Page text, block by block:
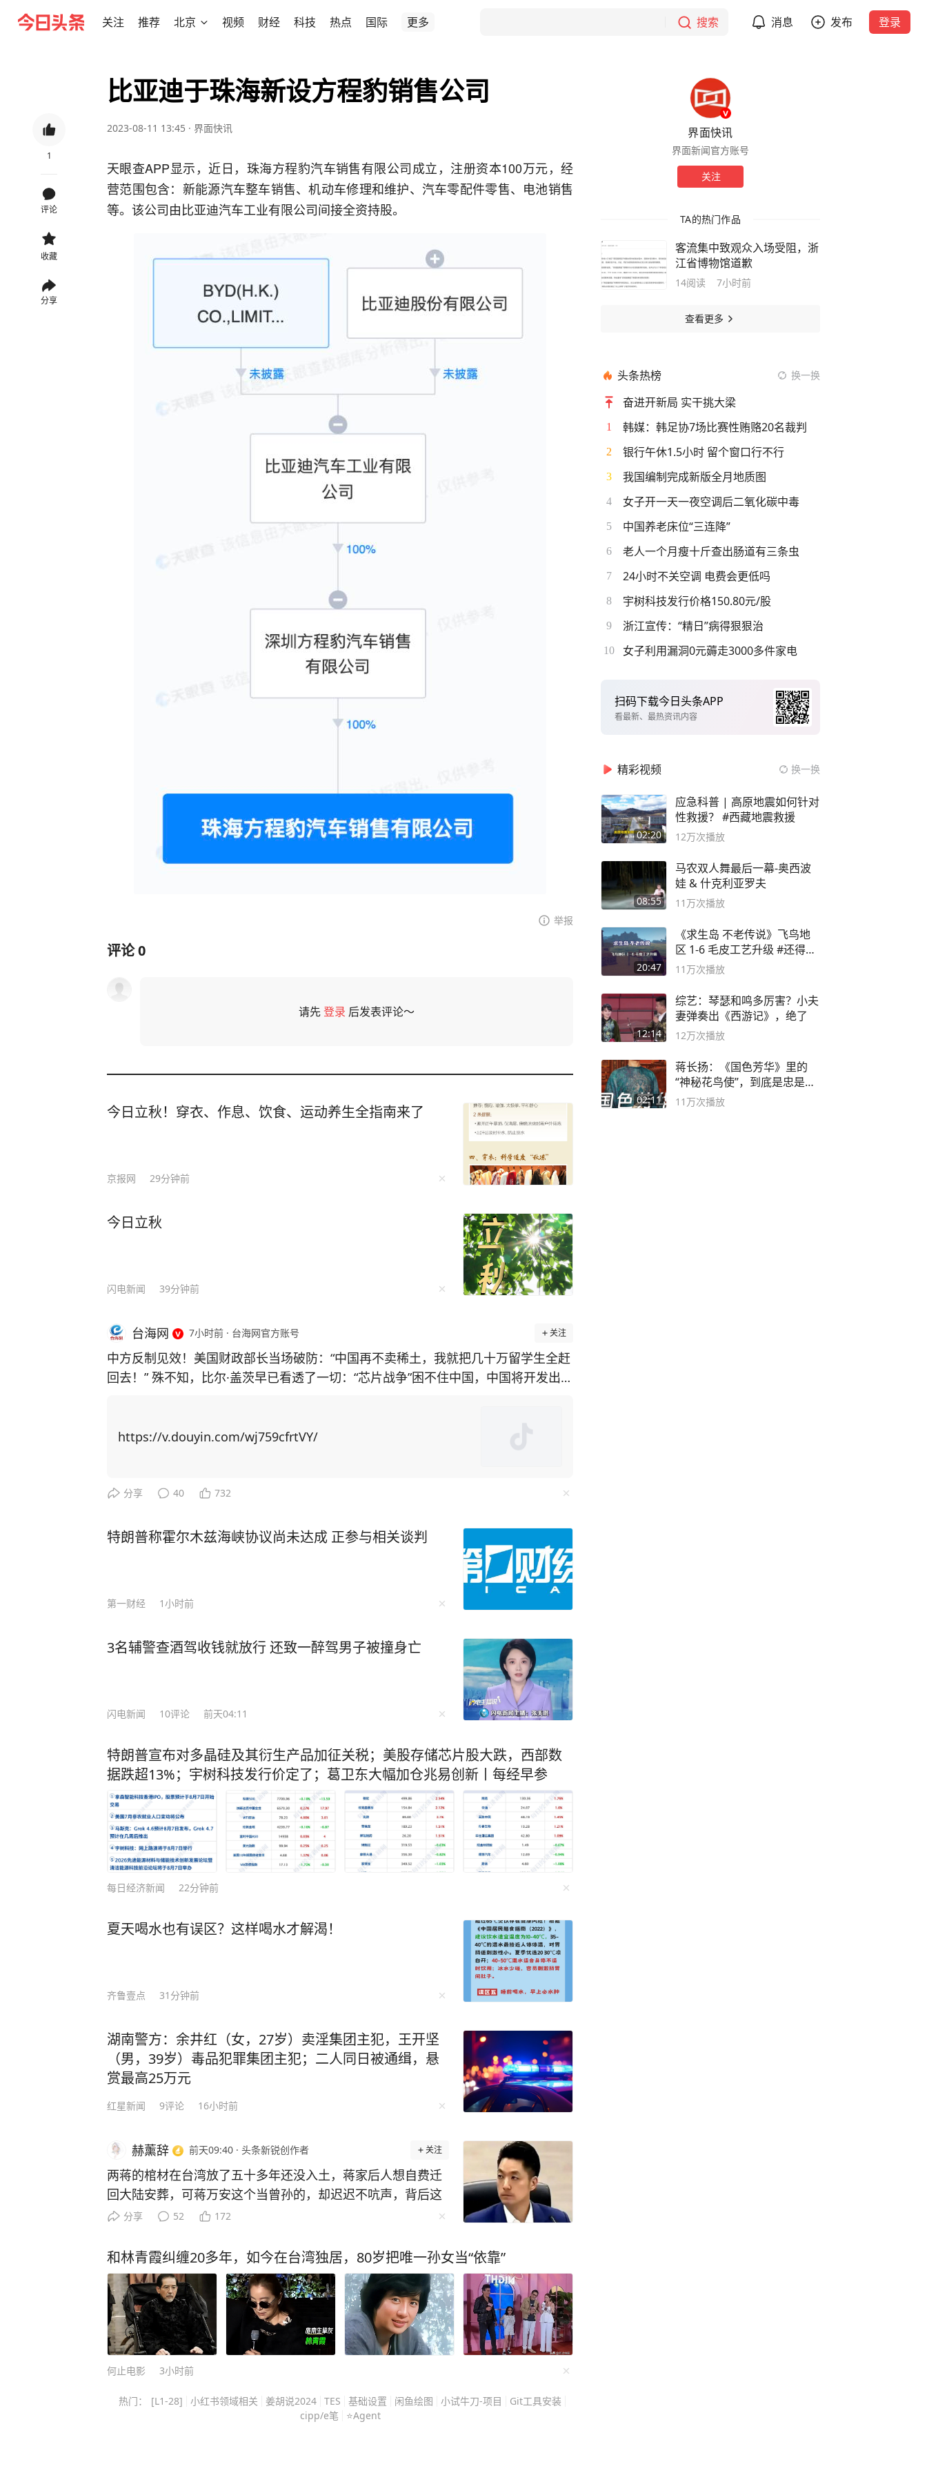
关注 推荐 北京 视频 财经 科技 热点 国际 更多 搜索 消息 发布 登录
1
评论
收藏
分享
比亚迪于珠海新设方程豹销售公司
2023-08-11 13:45 · 界面快讯
天眼查APP显示，近日，珠海方程豹汽车销售有限公司成立，注册资本100万元，经
营范围包含：新能源汽车整车销售、机动车修理和维护、汽车零配件零售、电池销售
等。该公司由比亚迪汽车工业有限公司间接全资持股。
举报
评论0
请先登录 后发表评论～
今日立秋！穿衣、作息、饮食、运动养生全指南来了
京报网 29分钟前
今日立秋
闪电新闻 39分钟前
台海网 7小时前 · 台海网官方账号 关注
中方反制见效！美国财政部长当场破防：“中国再不卖稀土，我就把几十万留学生全赶
回去！” 殊不知，比尔·盖茨早已看透了一切：“芯片战争”困不住中国，中国将开发出自
博弈找筹码，居然把矛头指向了中国留学生身上！ 美国以中国留学生为筹码，施压中
更加激发中国的爆发力！ 举例，CNN主持人曾询问科技禁令是否 “以一种奇怪的方式
方面全速前进。” 面对美国芯片封锁，中国3年实现半导体设备国产化率从12%跃至3
5%；稀土加工产能占全球90%，一纸出口管制便让F-35战机生产线告急。而“一带一
路”合作、RCEP贸易圈扩容，更让中国在全球经济动荡中稳如磐石。 还有无人机碾
压：中国无人机成本只有美国的1%，珠海航展上展示的无人机航母、机器狗作战群，
让美军司令直呼“没法比”。 而我国如今之所以有这样的底气，就是因为有人才的支
首位。 当然，授人以鱼不如授人以渔。除了技术人才，还有一种更可贵的“文化战
士”。比如李柘远——用自己的方式，为国家未来培养更多的“芯片大脑”。 李柘远成长
于一个特殊的家庭环境，自幼父母离异，成绩没人管也一塌糊涂。好在外公的悉心教
导下，李柘远改变以前死记硬背的方法，重新对知识点进行梳理、总结，更关键的
法”，将预习遇到的陌生公式和例题相结合，促进理解；联想记忆法、缩略词记忆法
等，把高中三年的知识点牢牢记住。 还有初高中时，李柘远应用“五大记忆法”，让学
习事半功倍： 李柘远在中学背诵《水调歌头》和《相见欢》时，就配合听以这两首词
为蓝本的歌曲《明月几时有》《独上西楼》，同时刺激视觉和听觉，很快就记住了。
李柘远睡前会把MP3放在床头，循环播放词汇音频，直到自己睡去。通过这样的方
法，前一晚“听背”的单词已经记得非常牢固。 就这样，李柘远成绩一路突飞猛进，成
绩一直名列前茅，长期稳居年级第一的宝座。 高三时期，李柘远却迎来了一个让无数
人梦寐以求的机会 —— 清华大学的保送名额。可李柘远却拒绝了清华的保送，选择裸
国内外学霸笔记，归纳总结各种方法，最后建立出了一套适合自己的学习体系。 比
如，在英语这关难题上，他花了三天的时间上网搜索名校学霸的学习方法，并整理了
一个“六步鸡血背单词法”，仅用10天就牢牢记住背熟了4000个英语单词，超级牛！ 在
逐步的复习中，李柘远还用“康奈尔笔记法”记笔记，用“三个一”精读法快速理解阅读，
多感官刺激记忆把知识点记牢，”主题分类法“梳理逻辑…… 李柘远说：“学会正确的学
满分的成绩，成功获得了耶鲁大学的录取通知！ 耶鲁毕业后，他入职全球顶尖投资银
行高盛；25岁重返校园，考进哈佛大学深造，28岁荣登福布斯精英榜，哈佛校长称他
是“百年一遇的人才”。 美国学术界为了挽留他更是开出了千万年薪和美国绿卡的诱
惑，面对巨额奖金的诱惑，李柘远感谢说：“院长，谢谢你的赏识，但我来耶鲁是为了
报效祖国，国我必须回。” 回国后，为了让更多的学弟学妹能够掌握学习的奥秘，李
赞，康辉也极力推荐。 在书中，他详尽地分享了5大模块、8大方法、100多种学习秘
籍，从如何精准定位学习漏洞，到快速记忆的秘诀，再到调整心态的良方，他都一一
娓娓道来。 书中每部分都进行了更为详细的拆分，讲解了100+学习方法。比如，如何
提高记忆力教你联想记忆法，多感官刺激记忆法，缩略词记忆法等，并给出了具体的
操作方法。 《学习高手》这套书，除了他的独家方法，也有国内外学霸和专家的秘
诀，100多个学习方法给你参考，完全是一本保姆级的巧劲学习用书。 曾经李柘远的
表妹，成绩一直是倒数，自从用了他的学习方法后，仅用半年就补回了之前落下的知
识，最后如愿考上了211大学，并顺利保研。 不是吹嘘！很多家长花10几万送孩子去
辅导班，都不一定有买一本《学习高手》效果好！（免责：本文不代表台海网观点）
点击下方即可下单，让孩子早日掌握高效学习能力：[图片]
https://v.douyin.com/wj759cfrtVY/
分享 40 732
特朗普称霍尔木兹海峡协议尚未达成 正参与相关谈判
第一财经 1小时前
3名辅警查酒驾收钱就放行 还致一醉驾男子被撞身亡
闪电新闻 10评论 前天04:11
特朗普宣布对多晶硅及其衍生产品加征关税；美股存储芯片股大跌，西部数
据跌超13%；宇树科技发行价定了；葛卫东大幅加仓兆易创新丨每经早参
每日经济新闻 22分钟前
夏天喝水也有误区？这样喝水才解渴！
齐鲁壹点 31分钟前
湖南警方：余井红（女，27岁）卖淫集团主犯，王开坚
（男，39岁）毒品犯罪集团主犯；二人同日被通缉，悬
赏最高25万元
红星新闻 9评论 16小时前
赫薰辞 前天09:40 · 头条新锐创作者 关注
两蒋的棺材在台湾放了五十多年还没入土，蒋家后人想自费迁
回大陆安葬，可蒋万安这个当曾孙的，却迟迟不吭声，背后这
盘棋，远不止孝道两个字能说清。 蒋万安不是不想动，是真
政治算盘。 他当上台北市长之后，走的每一步都很小心，在
岛内公开场合几乎不主动提两蒋，迁葬的事更是能绕就绕。
理由是：两蒋既是国民党的历史遗产，也是民进党每逢选举就
拉出来批斗的靶子，赖清德在选战期间公开说慈湖陵寝是“威权
象征”，提出要改成所谓“转型正义纪念馆”。 这等于是直接把
两蒋定调成需要被清算的符号，蒋万安这时候要是高调推动迁
葬，等于自己跳进对手挖好的坑里，平白送人刀子，站在选举
是国民党新生代里正在成型的“本土化”路线，跟传统深蓝阵营
之间已经有了微妙但清晰的距离。 他需要向岛内年轻选民证
分享 52 172
和林青霞纠缠20多年，如今在台湾独居，80岁把唯一孙女当“依靠”
何止电影 3小时前
热门： [L1-28] 小红书领域相关 姜胡说2024 TES 基础设置 闲鱼绘图 小试牛刀-项目
Git工具安装
cipp/e笔
⭐️Agent
界面快讯
界面新闻官方账号
关注
TA的热门作品
客流集中致观众入场受阻，浙
江省博物馆道歉
14阅读 7小时前
查看更多
头条热榜 换一换
奋进开新局 实干挑大梁
1 韩媒：韩足协7场比赛性贿赂20名裁判
2 银行午休1.5小时 留个窗口行不行
3 我国编制完成新版全月地质图
4 女子开一天一夜空调后二氧化碳中毒
5 中国养老床位“三连降”
6 老人一个月瘦十斤查出肠道有三条虫
7 24小时不关空调 电费会更低吗
8 宇树科技发行价格150.80元/股
9 浙江宣传：“精日”病得狠狠治
10 女子利用漏洞0元薅走3000多件家电
扫码下载今日头条APP
看最新、最热资讯内容
精彩视频 换一换
02:20
应急科普 | 高原地震如何针对
性救援？ #西藏地震救援
12万次播放
08:55
马农双人舞最后一幕-奥西波
娃 & 什克利亚罗夫
11万次播放
20:47
《求生岛 不老传说》飞鸟地
区 1-6 毛皮工艺升级 #还得是
主机大作
11万次播放
12:14
综艺：琴瑟和鸣多厉害？小夫
妻弹奏出《西游记》，绝了
12万次播放
02:11
蒋长扬：《国色芳华》里的
“神秘花鸟使”，到底是忠是
奸？
11万次播放